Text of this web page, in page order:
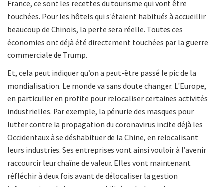
France, ce sont les recettes du tourisme qui vont être
touchées. Pour les hôtels qui s'étaient habitués à accueillir
beaucoup de Chinois, la perte sera réelle. Toutes ces
économies ont déjà été directement touchées par la guerre
commerciale de Trump.
Et, cela peut indiquer qu’on a peut-être passé le pic de la
mondialisation. Le monde va sans doute changer. L'Europe,
en particulier en profite pour relocaliser certaines activités
industrielles. Par exemple, la pénurie des masques pour
lutter contre la propagation du coronavirus incite déjà les
Occidentaux à se déshabituer de la Chine, en relocalisant
leurs industries. Ses entreprises vont ainsi vouloir à l’avenir
raccourcir leur chaîne de valeur. Elles vont maintenant
réfléchir à deux fois avant de délocaliser la gestion